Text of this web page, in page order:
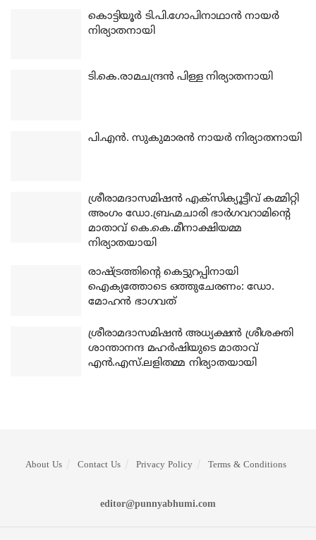
കൊട്ടിയൂര്‍ ടി.പി.ഗോപിനാഥാന്‍ നായര്‍
നിര്യാതനായി
ടി.കെ.രാമചന്ദ്രന്‍ പിള്ള നിര്യാതനായി
പി.എന്‍. സുകുമാരന്‍ നായര്‍ നിര്യാതനായി
ശ്രീരാമദാസമിഷന്‍ എക്‌സിക്യൂട്ടീവ് കമ്മിറ്റി
അംഗം ഡോ.ബ്രഹ്മചാരി ഭാര്‍ഗവറാമിന്റെ
മാതാവ് കെ.കെ.മീനാക്ഷിയമ്മ
നിര്യാതയായി
രാഷ്ട്രത്തിന്റെ കെട്ടുറപ്പിനായി
ഐക്യത്തോടെ ഒത്തുചേരണം: ഡോ.
മോഹന്‍ ഭാഗവത്
ശ്രീരാമദാസമിഷന്‍ അധ്യക്ഷന്‍ ശ്രീശക്തി
ശാന്താനന്ദ മഹര്‍ഷിയുടെ മാതാവ്
എന്‍.എസ്.ലളിതമ്മ നിര്യാതയായി
About Us Contact Us Privacy Policy Terms & Conditions
editor@punnyabhumi.com